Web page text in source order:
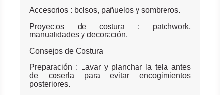
Accesorios : bolsos, pañuelos y sombreros.
Proyectos de costura : patchwork,
manualidades y decoración.
Consejos de Costura
Preparación : Lavar y planchar la tela antes
de coserla para evitar encogimientos
posteriores.